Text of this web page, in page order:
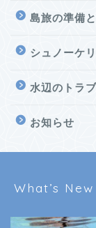
島旅の準備
シュノーケ
水辺のトラ
お知らせ
What’s New